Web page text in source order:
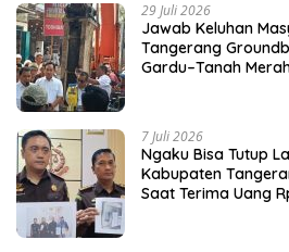
29 Juli 2026
Jawab Keluhan
Tangerang
Gardu–Tanah
7 Juli 2026
Ngaku Bisa Tutup
Kabupaten
Saat Terima Uang